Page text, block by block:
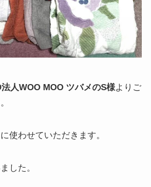
人WOO MOO ツバメのS様よりご
使わせていただきます。
した。